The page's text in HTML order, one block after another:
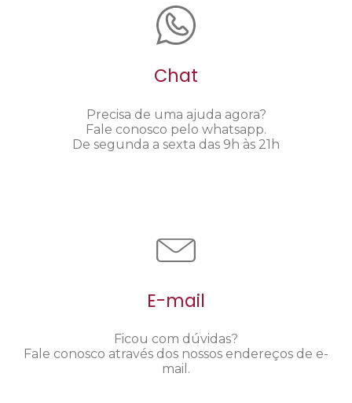
Chat
Precisa de uma ajuda agora?
Fale conosco pelo whatsapp.
De segunda a sexta das 9h às 21h
E-mail
Ficou com dúvidas?
Fale conosco através dos nossos endereços de e-
mail.